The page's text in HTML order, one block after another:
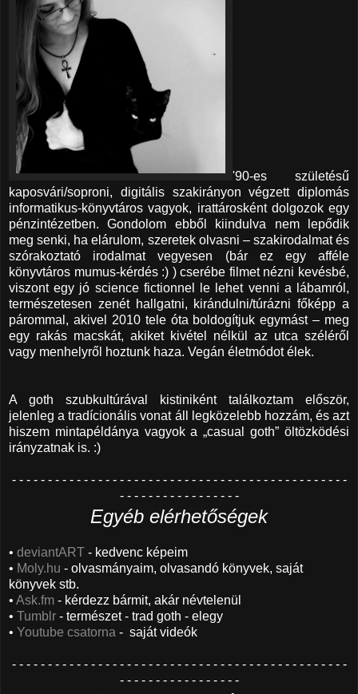
'90-es születésű
kaposvári/soproni, digitális szakirányon végzett diplomás
informatikus-könyvtáros vagyok, irattárosként dolgozok egy
pénzintézetben. Gondolom ebből kiindulva nem lepődik
meg senki, ha elárulom, szeretek olvasni – szakirodalmat és
szórakoztató irodalmat vegyesen (bár ez egy afféle
könyvtáros mumus-kérdés :) ) cserébe filmet nézni kevésbé,
viszont egy jó science fictionnel le lehet venni a lábamról,
természetesen zenét hallgatni, kirándulni/túrázni főképp a
párommal, akivel 2010 tele óta boldogítjuk egymást – meg
egy rakás macskát, akiket kivétel nélkül az utca széléről
vagy menhelyről hoztunk haza. Vegán életmódot élek.
A goth szubkultúrával kistiniként találkoztam először,
jelenleg a tradícionális vonat áll legközelebb hozzám, és azt
hiszem mintapéldánya vagyok a „casual goth” öltözködési
irányzatnak is. :)
- - - - - - - - - - - - - - - - - - - - - - - - - - - - - - - - - - - - - - - - - - - - - - -
- - - - - - - - - - - - - - - - -
Egyéb elérhetőségek
• deviantART - kedvenc képeim
• Moly.hu - olvasmányaim, olvasandó könyvek, saját
könyvek stb.
• Ask.fm - kérdezz bármit, akár névtelenül
• Tumblr - természet - trad goth - elegy
• Youtube csatorna - saját videók
- - - - - - - - - - - - - - - - - - - - - - - - - - - - - - - - - - - - - - - - - - - - - - -
- - - - - - - - - - - - - - - - -